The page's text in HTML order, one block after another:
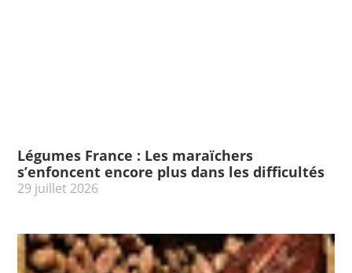
Légumes France : Les maraïchers
s’enfoncent encore plus dans les difficultés
29 juillet 2026